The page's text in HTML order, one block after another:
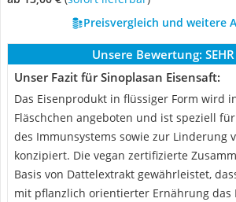
Preisvergleich und weitere
Unsere Bewertung:
Unser Fazit für Sinoplasan Eisensaft:
Das Eisenprodukt in flüssiger Form wird
Fläschchen angeboten und ist speziell
des Immunsystems sowie zur Linderung
konzipiert. Die vegan zertifizierte
Basis von Dattelextrakt gewährleistet,
mit pflanzlich orientierter Ernährung das